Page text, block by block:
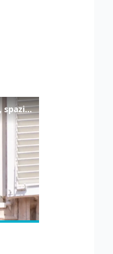
Il Papa: "Basta violenze in Ucraina e Russia, spazio a diplomazia"